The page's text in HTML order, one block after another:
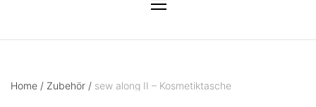
Home / Zubehör / sew along II – Kosmetiktasche